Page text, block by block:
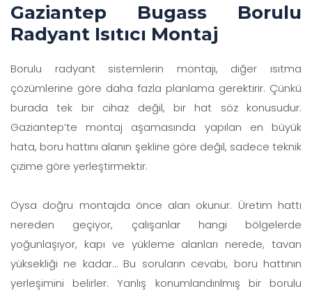
Gaziantep Bugass Borulu
Radyant Isıtıcı Montaj
Borulu radyant sistemlerin montajı, diğer ısıtma
çözümlerine göre daha fazla planlama gerektirir. Çünkü
burada tek bir cihaz değil, bir hat söz konusudur.
Gaziantep’te montaj aşamasında yapılan en büyük
hata, boru hattını alanın şekline göre değil, sadece teknik
çizime göre yerleştirmektir.
Oysa doğru montajda önce alan okunur. Üretim hattı
nereden geçiyor, çalışanlar hangi bölgelerde
yoğunlaşıyor, kapı ve yükleme alanları nerede, tavan
yüksekliği ne kadar… Bu soruların cevabı, boru hattının
yerleşimini belirler. Yanlış konumlandırılmış bir borulu